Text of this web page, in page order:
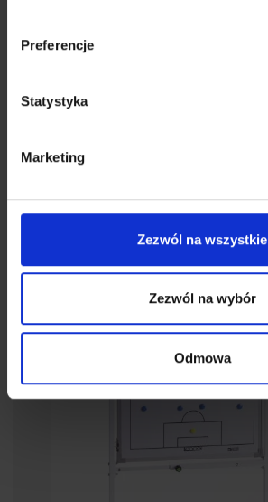
Preferencje
Statystyka
Marketing
Zezwól na wszystkie
Zezwól na wybór
Odmowa
Uchwyty do pompek
58,80